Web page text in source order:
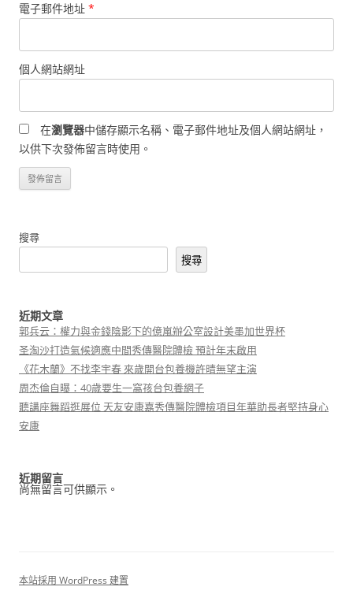
電子郵件地址 *
個人網站網址
在瀏覽器中儲存顯示名稱、電子郵件地址及個人網站網址，
以供下次發佈留言時使用。
搜尋
搜尋
近期文章
郭兵云：權力與金錢陰影下的億嵐辦公室設計美墨加世界杯
圣淘沙打造氣候適應中間秀傳醫院體檢 預計年末啟用
《花木蘭》不找李宇春 來歲開台包養機許晴無望主演
周杰倫自曝：40歲要生一窩孩台包養網子
聽講座舞蹈逛展位 天友安康嘉秀傳醫院體檢項目年華助長者堅持身心
安康
近期留言
尚無留言可供顯示。
本站採用 WordPress 建置